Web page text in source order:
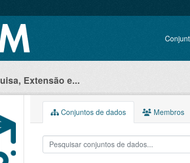
Extensão e...
Conjuntos de dados Membros